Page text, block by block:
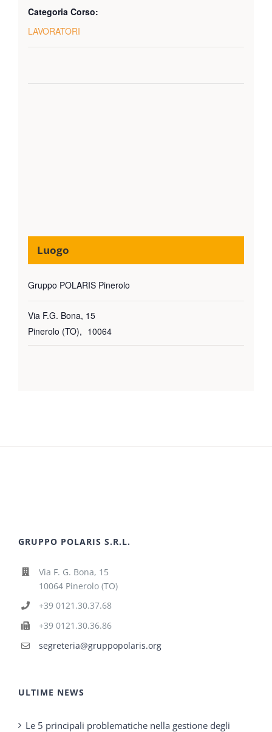
Categoria Corso:
LAVORATORI
Luogo
Gruppo POLARIS Pinerolo
Via F.G. Bona, 15
Pinerolo (TO), 10064
GRUPPO POLARIS S.R.L.
Via F. G. Bona, 15
10064 Pinerolo (TO)
+39 0121.30.37.68
+39 0121.30.36.86
segreteria@gruppopolaris.org
ULTIME NEWS
Le 5 principali problematiche nella gestione degli